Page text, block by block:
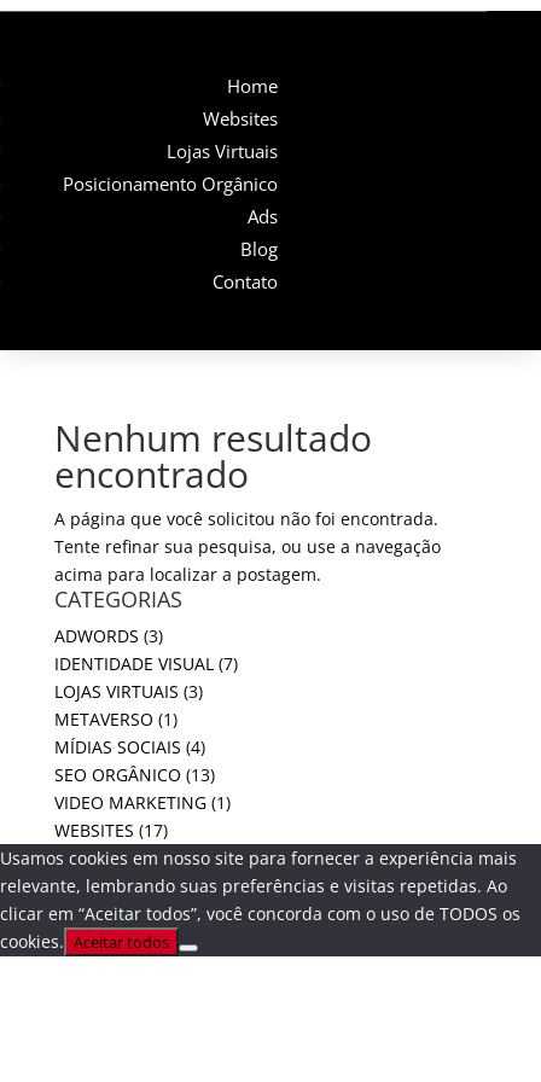
Home
Websites
Lojas Virtuais
Posicionamento Orgânico
Ads
Blog
Contato
Nenhum resultado
encontrado
A página que você solicitou não foi encontrada.
Tente refinar sua pesquisa, ou use a navegação
acima para localizar a postagem.
CATEGORIAS
ADWORDS (3)
IDENTIDADE VISUAL(7)
LOJAS VIRTUAIS (3)
METAVERSO (1)
MÍDIAS SOCIAIS (4)
SEO ORGÂNICO (13)
VIDEO MARKETING(1)
WEBSITES (17)
Usamos cookies em nosso site para fornecer a experiência mais
relevante, lembrando suas preferências e visitas repetidas. Ao
clicar em “Aceitar todos”, você concorda com o uso de TODOS os
cookies. Aceitar todos